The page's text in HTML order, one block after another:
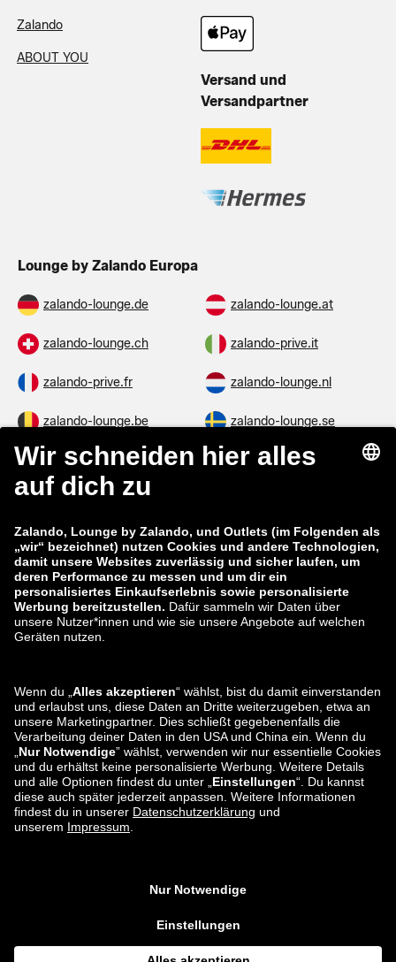
Zalando
ABOUT YOU
Versand und
Versandpartner
Lounge by Zalando Europa
zalando-lounge.de zalando-lounge.at
zalando-lounge.ch zalando-prive.it
zalando-prive.fr zalando-lounge.nl
zalando-lounge.be zalando-lounge.se
zalando-lounge.fi zalando-lounge.dk
zalando-lounge.co.uk
zalando-prive.es zalando-lounge.cz
zalando-lounge.lt zalando-lounge.sk
zalando-lounge.ro zalando-lounge.hr
zalando-lounge.lu zalando-lounge.ee
zalando-lounge.lv zalando-lounge.no
Du findest uns
auch bei
unverbindlichen Preisempfehlung